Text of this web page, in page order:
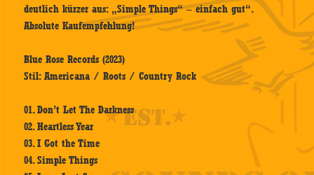
deutlich kürzer aus: „Simple Things“ – einfach gut“.
Absolute Kaufempfehlung!
Blue Rose Records (2023)
Stil: Americana / Roots / Country Rock
01. Don’t Let The Darkness
02. Heartless Year
03. I Got the Time
04. Simple Things